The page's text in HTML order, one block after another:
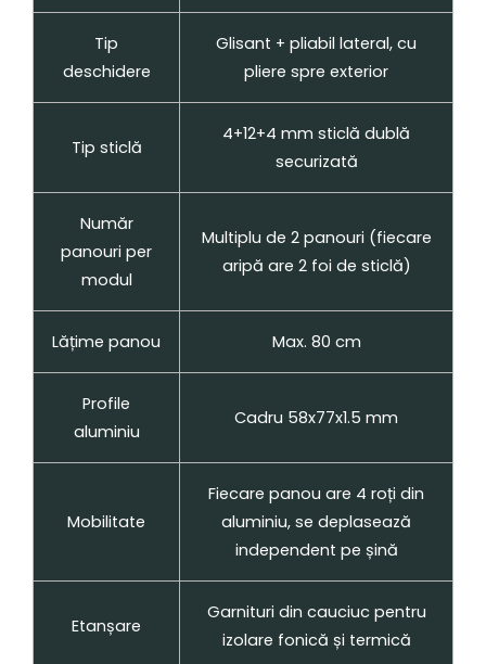
Tip
deschidere
Glisant + pliabil lateral, cu
pliere spre exterior
Tip sticlă
4+12+4 mm sticlă dublă
securizată
Număr
panouri per
modul
Multiplu de 2 panouri (fiecare
aripă are 2 foi de sticlă)
Lățime panou Max. 80 cm
Profile
aluminiu
Cadru 58x77x1.5 mm
Mobilitate
Fiecare panou are 4 roți din
aluminiu, se deplasează
independent pe șină
Etanșare
Garnituri din cauciuc pentru
izolare fonică și termică